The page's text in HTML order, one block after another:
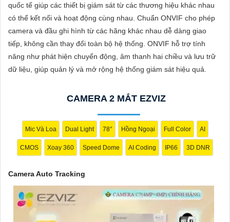
VẤN
VỤ
đèn ban đêm khi phát hiện và ghi hình vào thẻ nhớ, ... giúp bạn
có thể yên tâm hơn về việc đảm bảo an ninh cho mọi không gian
quốc tế giúp các thiết bị giám sát từ các thương hiệu khác nhau
có thể kết nối và hoạt động cùng nhau. Chuẩn ONVIF cho phép
camera và đầu ghi hình từ các hãng khác nhau dễ dàng giao
tiếp, không cần thay đổi toàn bộ hệ thống. ONVIF hỗ trợ tính
năng như phát hiện chuyển động, âm thanh hai chiều và lưu trữ
dữ liệu, giúp quản lý và mở rộng hệ thống giám sát hiệu quả.
CAMERA 2 MẮT EZVIZ
Mic Và Loa Dual Light 78° Hồng Ngoại Full Color AI
CMOS Xoay 360 Speed Dome AI Coding IP66 3D DNR
Camera Auto Tracking